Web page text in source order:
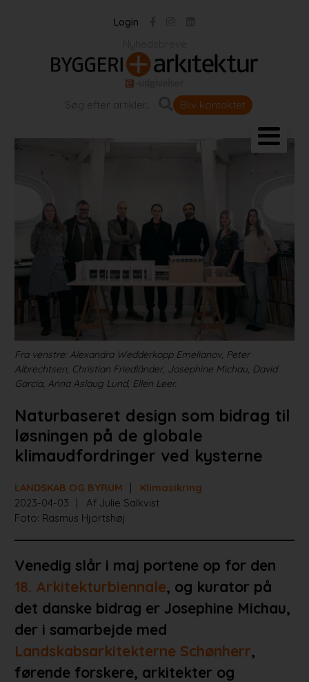
Login
Bliv kontaktet
Projekter
Portrætter
Partnere
Fra venstre: Alexandra Wedderkopp Emelianov, Peter
Albrechtsen, Christian Friedländer, Josephine Michau, David
Garcia, Anna Aslaug Lund, Ellen Leer.
Naturbaseret design som bidrag til
løsningen på de globale
klimaudfordringer ved kysterne
LANDSKAB OG BYRUM
Klimasikring
2023-04-03
Af Julie Salkvist
Foto: Rasmus Hjortshøj
Venedig slår i maj portene op for den
18. Arkitekturbiennale, og kurator på
det danske bidrag er Josephine Michau,
der i samarbejde med
Landskabsarkitekterne Schønherr,
førende forskere, arkitekter og